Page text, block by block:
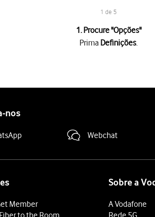
1 de 5
1. Procure "Opções"
Prima Definições.
nos
Webchat
Member
to the Room
Sobre a
A Vodafone
Rede 5G